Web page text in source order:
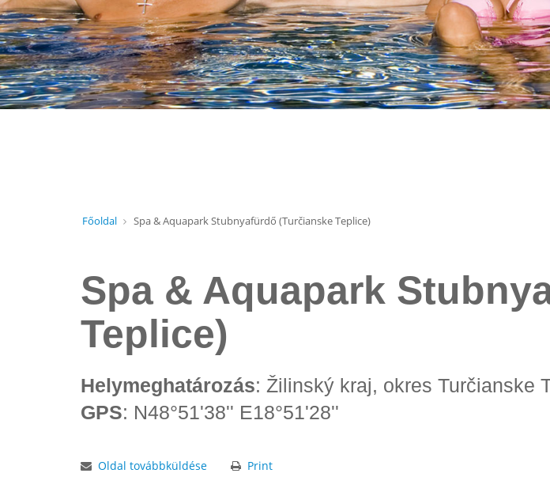
Főoldal Spa & Aquapark Stubnyafürdő (Turčianske Teplice)
Spa & Aquapark
Teplice)
Helymeghatározás: Žilinský kraj, okres Turčianske
GPS: N48°51'38'' E18°51'28''
Oldal továbbküldése Print